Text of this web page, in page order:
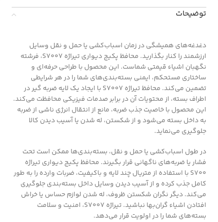
توضیحات
دغدغه‌های همیشگی در زمان اسباب‌کشی یا حمل و نقل وسایل
ارزشمند را کنار بگذارید. محافظ پکیج دیواری تیراژه S7007، فرشته
نگهبان اشیاء قیمتی شماست. این محصول با طراحی حرفه‌ای و
ساختاری مستحکم، ایمنی بسته‌بندی‌های شما را در هر شرایطی
تضمین می‌کند. محافظ تیراژه S7007 با ایجاد یک لایه ضربه گیر در
اطراف بسته، از محتویات آن در برابر صدمات فیزیکی محافظت می‌کند.
این محصول با خاصیت جذب ضربه، مانع از انتقال انرژی ناشی از ضربه
به داخل بسته می‌شود و از شکستن، له شدن یا آسیب دیدن کالا
جلوگیری می‌نماید.
در طول اسباب‌کشی یا حمل و نقل، بسته‌بندی‌ها ممکن است تحت
فشار یا ضربه‌های ناگهانی قرار بگیرند. محافظ پکیج دیواری تیراژه
S700 با استفاده از متریال چند لایه و باکیفیت، ضربات وارده را به طور
کامل جذب کرده و از آسیب دیدن وسایل داخل بسته‌بندی جلوگیری
می‌کند. دیگر نگران شکستن ظروف، له شدن لوازم حساس یا خراش
افتادن اشیاء گران‌بها نباشید. تیراژه S7007، امنیت و سلامت
بسته‌های شما را در اولویت قرار می‌دهد.